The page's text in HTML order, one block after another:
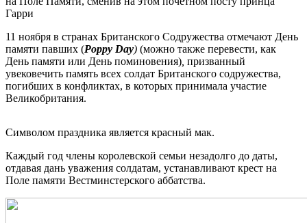
Гарри
11 ноября в странах Британского Содружества отмечают День
памяти павших (Poppy Day) (можно также перевести, как
День памяти или День поминовения) призванный
увековечить память всех солдат Британского содружества,
погибших в конфликтах, в которых принимала участие
Великобритания.
Символом праздника является красный мак.
Каждый год члены королевской семьи незадолго до даты,
отдавая дань уважения солдатам, устанавливают крест на
Поле памяти Вестминстерского аббатства.